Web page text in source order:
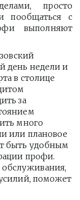
просто
пообщаться с
выполняют
день недели и
в столице
за
много
или плановое
быть удобным
профи.
обслуживания,
поможет